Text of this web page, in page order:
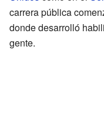
carrera pública
donde desarrolló
gente.